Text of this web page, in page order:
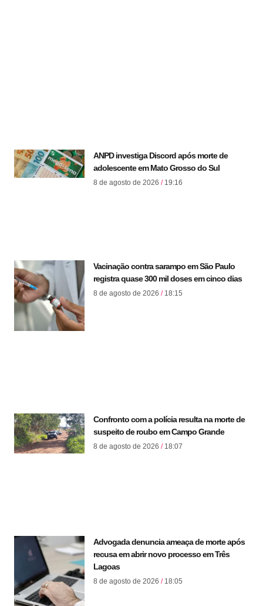
ANPD investiga Discord após morte de
adolescente em Mato Grosso do Sul
8 de agosto de 2026 19:16
Vacinação contra sarampo em São Paulo
registra quase 300 mil doses em cinco dias
8 de agosto de 2026 18:15
Confronto com a polícia resulta na morte de
suspeito de roubo em Campo Grande
8 de agosto de 2026 18:07
Advogada denuncia ameaça de morte após
recusa em abrir novo processo em Três
Lagoas
8 de agosto de 2026 18:05